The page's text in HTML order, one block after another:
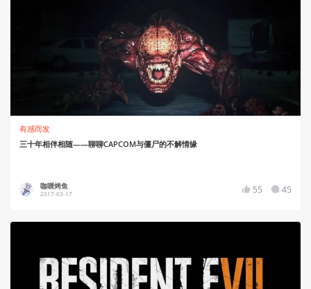
有感而发
三十年相伴相随——聊聊CAPCOM与僵尸的不解情缘
咖喱烤鱼
2017-03-17 55 45